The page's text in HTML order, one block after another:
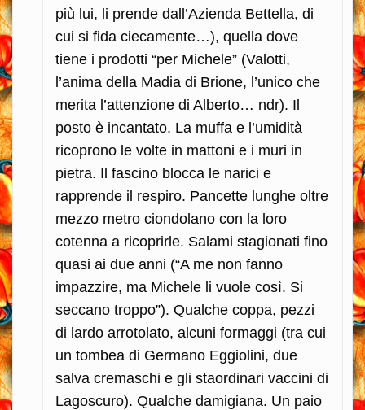
più lui, li prende dall’Azienda Bettella, di
cui si fida ciecamente…), quella dove
tiene i prodotti “per Michele” (Valotti,
l’anima della Madia di Brione, l’unico che
merita l’attenzione di Alberto… ndr). Il
posto è incantato. La muffa e l’umidità
ricoprono le volte in mattoni e i muri in
pietra. Il fascino blocca le narici e
rapprende il respiro. Pancette lunghe oltre
mezzo metro ciondolano con la loro
cotenna a ricoprirle. Salami stagionati fino
quasi ai due anni (“A me non fanno
impazzire, ma Michele li vuole così. Si
seccano troppo”). Qualche coppa, pezzi
di lardo arrotolato, alcuni formaggi (tra cui
un tombea di Germano Eggiolini, due
salva cremaschi e gli staordinari vaccini di
Lagoscuro). Qualche damigiana. Un paio